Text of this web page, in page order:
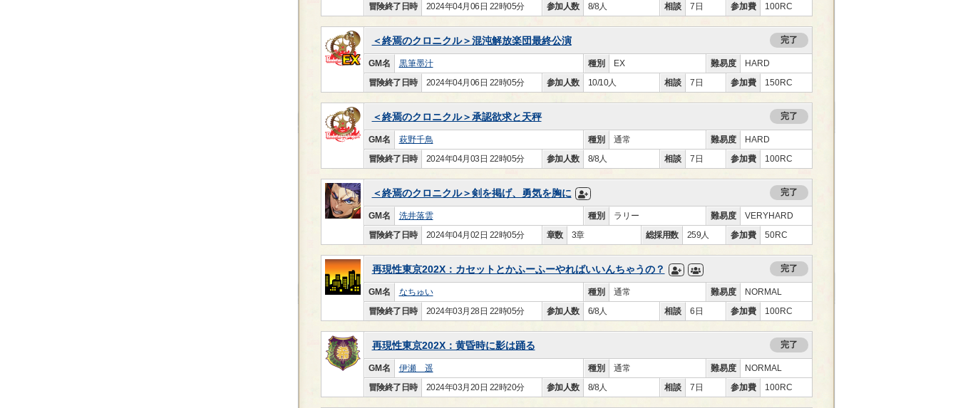
冒険終了日時
2024年04月06日 22時05分 参加人数 8/8人 相談 7日 参加費 100RC
＜終焉のクロニクル＞混沌解放楽団最終公演 完了
GM名 黒筆墨汁 種別 EX 難易度
HARD
冒険終了日時
2024年04月06日 22時05分 参加人数 10/10人 相談 7日 参加費 150RC
＜終焉のクロニクル＞承認欲求と天秤 完了
GM名 萩野千鳥 種別 通常 難易度
HARD
冒険終了日時
2024年04月03日 22時05分 参加人数 8/8人 相談 7日 参加費 100RC
＜終焉のクロニクル＞剣を掲げ、勇気を胸に 完了
GM名 洗井落雲 種別 ラリー 難易度
VERYHARD
冒険終了日時
2024年04月02日 22時05分 章数 3章 総採用数 259人 参加費 50RC
再現性東京202X：カセットとかふーふーやればいいんちゃうの？ 完了
GM名 なちゅい 種別 通常 難易度
NORMAL
冒険終了日時
2024年03月28日 22時05分 参加人数 6/8人 相談 6日 参加費 100RC
再現性東京202X：黄昏時に影は踊る 完了
GM名 伊瀬 遥 種別 通常 難易度
NORMAL
冒険終了日時
2024年03月20日 22時20分 参加人数 8/8人 相談 7日 参加費 100RC